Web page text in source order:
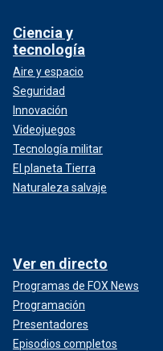
Ciencia y
tecnología
Aire y espacio
Seguridad
Innovación
Videojuegos
Tecnología militar
El planeta Tierra
Naturaleza salvaje
Ver en directo
Programas de FOX News
Programación
Presentadores
Episodios completos